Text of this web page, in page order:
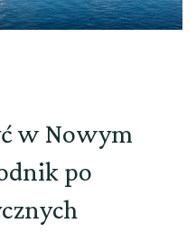
w Nowym
po